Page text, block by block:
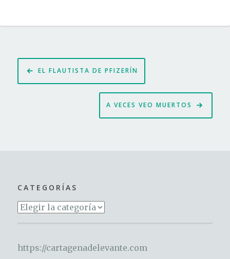
Navegación
de
EL FLAUTISTA DE PFIZERÍN
A VECES VEO MUERTOS
CATEGORÍAS
Categorías
https://cartagenadelevante.com